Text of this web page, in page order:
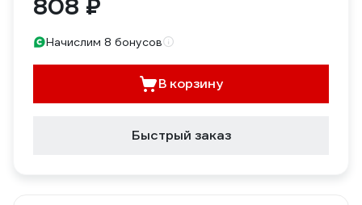
808 ₽
Начислим 8 бонусов
В корзину
Быстрый заказ